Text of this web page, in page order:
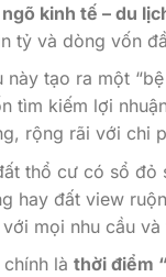
kinh tế – du
tỷ và dòng vốn
này tạo ra một
tìm kiếm lợi
rộng rãi với chi
thổ cư có sổ đỏ
hay đất view
mọi nhu cầu và
là thời điểm